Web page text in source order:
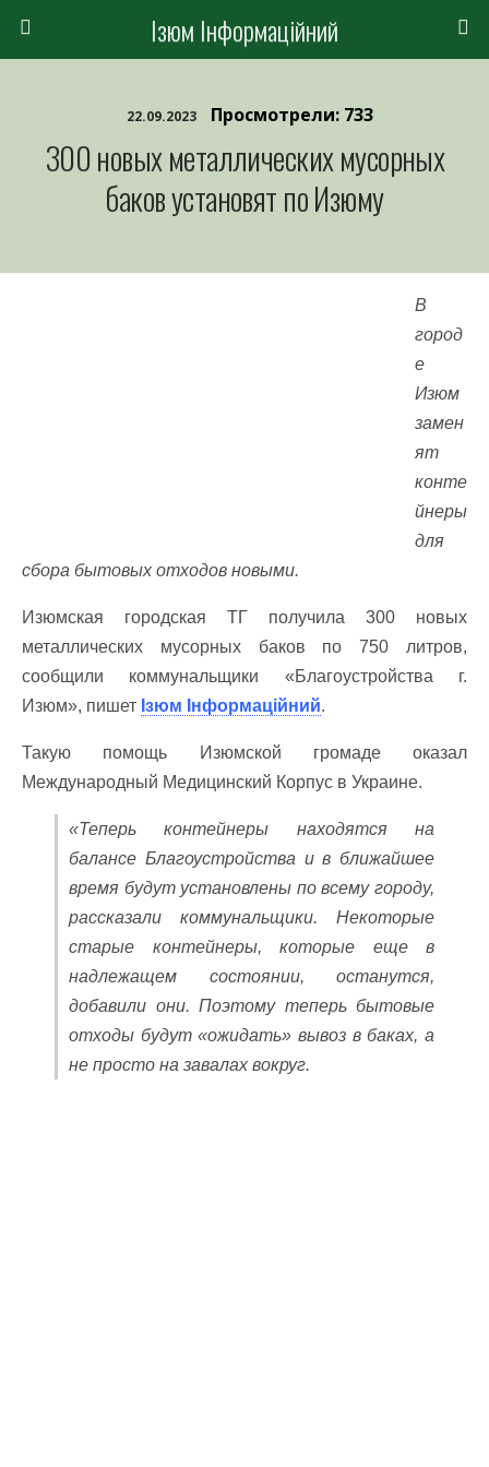
Ізюм Інформаційний
22.09.2023 Просмотрели: 733
300 новых металлических мусорных
баков установят по Изюму
В
город
е
Изюм
замен
ят
конте
йнеры
для
сбора бытовых отходов новыми.
Изюмская городская ТГ получила 300 новых
металлических мусорных баков по 750 литров,
сообщили коммунальщики «Благоустройства г.
Изюм», пишет Ізюм Інформаційний.
Такую помощь Изюмской громаде оказал
Международный Медицинский Корпус в Украине.
«Теперь контейнеры находятся на
балансе Благоустройства и в ближайшее
время будут установлены по всему городу,
рассказали коммунальщики. Некоторые
старые контейнеры, которые еще в
надлежащем состоянии, останутся,
добавили они. Поэтому теперь бытовые
отходы будут «ожидать» вывоз в баках, а
не просто на завалах вокруг.